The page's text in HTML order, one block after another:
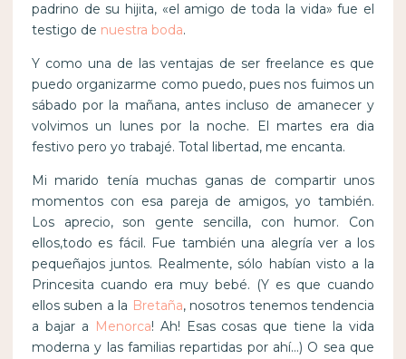
padrino de su hijita, «el amigo de toda la vida» fue el
testigo de nuestra boda.
Y como una de las ventajas de ser freelance es que
puedo organizarme como puedo, pues nos fuimos un
sábado por la mañana, antes incluso de amanecer y
volvimos un lunes por la noche. El martes era dia
festivo pero yo trabajé. Total libertad, me encanta.
Mi marido tenía muchas ganas de compartir unos
momentos con esa pareja de amigos, yo también.
Los aprecio, son gente sencilla, con humor. Con
ellos,todo es fácil. Fue también una alegría ver a los
pequeñajos juntos. Realmente, sólo habían visto a la
Princesita cuando era muy bebé. (Y es que cuando
ellos suben a la Bretaña, nosotros tenemos tendencia
a bajar a
Menorca! Ah! Esas cosas que tiene la vida
moderna y las familias repartidas por ahí…) O sea que